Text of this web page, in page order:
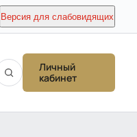
Версия для слабовидящих
Личный
кабинет